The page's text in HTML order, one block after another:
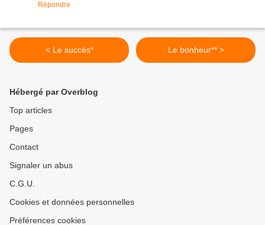
Répondre
< Le succès* Le bonheur** >
Hébergé par Overblog
Top articles
Pages
Contact
Signaler un abus
C.G.U.
Cookies et données personnelles
Préférences cookies